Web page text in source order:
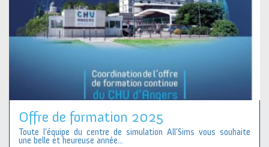
Offre de formation 2025
Toute l’équipe du centre de simulation All’Sims vous souhaite
une belle et heureuse année...